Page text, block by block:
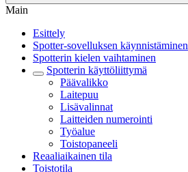
Main
Esittely
Spotter-sovelluksen käynnistäminen
Spotterin kielen vaihtaminen
Spotterin käyttöliittymä
Päävalikko
Laitepuu
Lisävalinnat
Laitteiden numerointi
Työalue
Toistopaneeli
Reaaliaikainen tila
Toistotila